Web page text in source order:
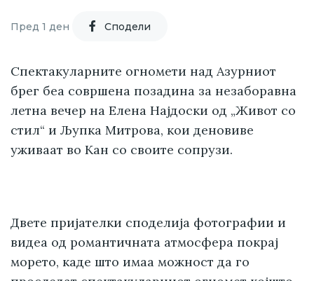
Пред 1 ден Cподели
Спектакуларните огномети над Азурниот
брег беа совршена позадина за незаборавна
летна вечер на Елена Најдоски од „Живот со
стил“ и Љупка Митрова, кои деновиве
уживаат во Кан со своите сопрузи.
Двете пријателки споделија фотографии и
видеа од романтичната атмосфера покрај
морето, каде што имаа можност да го